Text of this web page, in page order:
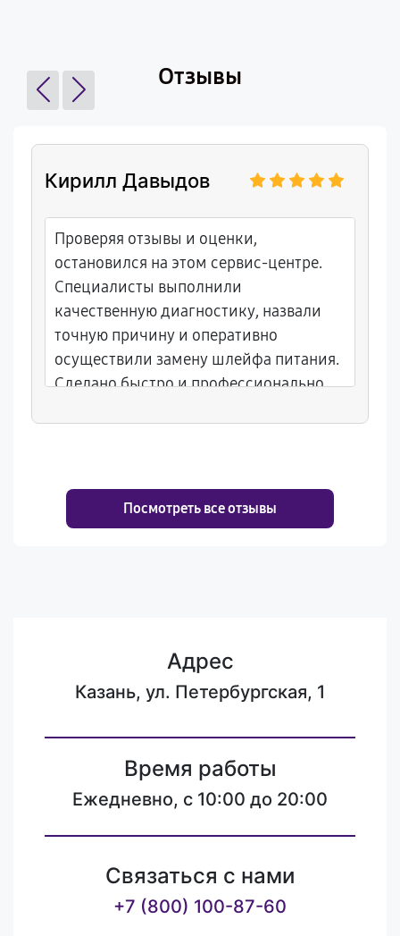
Отзывы
Кирилл Давыдов
Проверяя отзывы и оценки,
остановился на этом сервис-центре.
Специалисты выполнили
качественную диагностику, назвали
точную причину и оперативно
осуществили замену шлейфа питания.
Сделано быстро и профессионально.
Посмотреть все отзывы
Адрес
Казань, ул. Петербургская, 1
Время работы
Ежедневно, с 10:00 до 20:00
Связаться с нами
+7 (800) 100-87-60